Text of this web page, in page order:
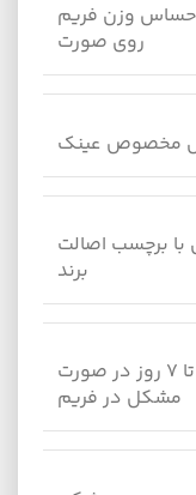
وزن فریم
روی صورت
مخصوص عینک
با برچسب اصالت
برند
امکان تعویض تا ۷ روز در صورت
مشکل در فریم